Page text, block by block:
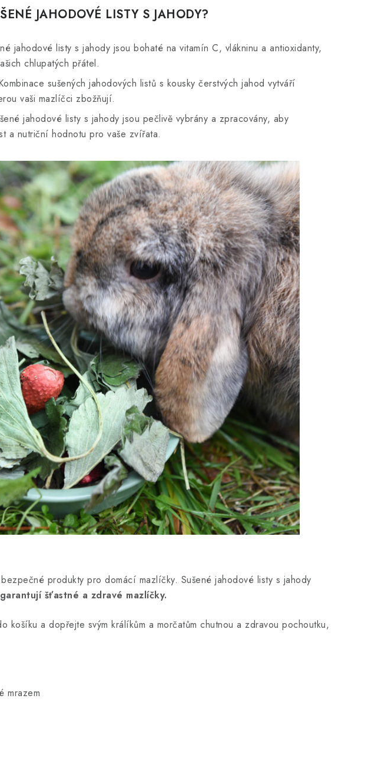
JAHODOVÉ LISTY S JAHODY?
jahodové listy s jahody jsou bohaté na vitamín C, vlákninu a antioxidanty,
chlupatých přátel.
sušených jahodových listů s kousky čerstvých jahod vytváří
vaši mazlíčci zbožňují.
jahodové listy s jahody jsou pečlivě vybrány a zpracovány, aby
a nutriční hodnotu pro vaše zvířata.
produkty pro domácí mazlíčky. Sušené jahodové listy s jahody
garantují šťastné a zdravé mazlíčky.
košíku a dopřejte svým králíkům a morčatům chutnou a zdravou pochoutku,
mrazem